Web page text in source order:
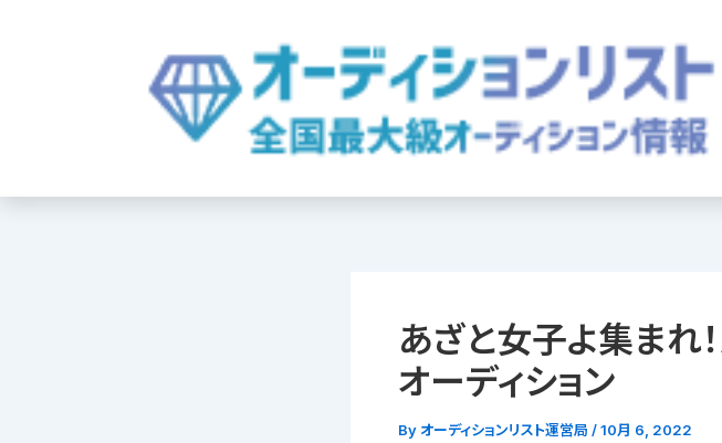
あざと女子よ集まれ
オーディション
By オーディションリスト運営局 /10月 6, 2022